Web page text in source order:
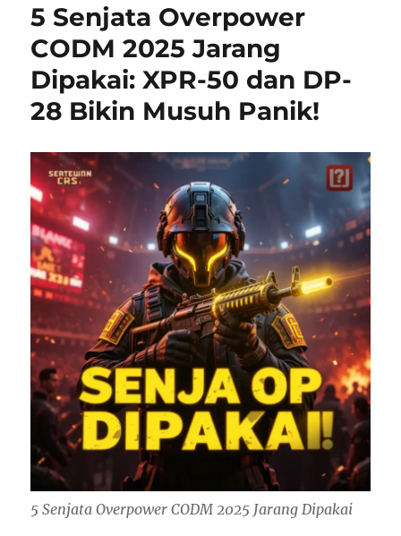
5 Senjata Overpower
CODM 2025 Jarang
Dipakai: XPR-50 dan DP-
28 Bikin Musuh Panik!
5 Senjata Overpower CODM 2025 Jarang Dipakai